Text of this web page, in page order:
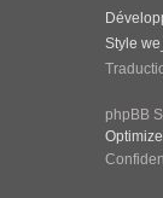
Style
phpBB